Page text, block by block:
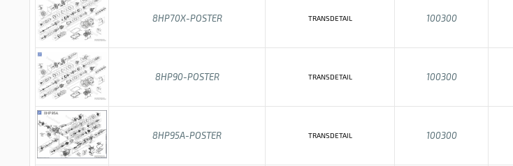
8HP70X-POSTER TRANSDETAIL 100300
8HP90-POSTER TRANSDETAIL 100300
8HP95A-POSTER TRANSDETAIL 100300